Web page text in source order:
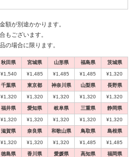
額が別途かかります。
もございます。
の場合に限ります。
秋田県 宮城県 山形県 福島県 茨城県
¥1,540 ¥1,485 ¥1,485 ¥1,485 ¥1,320
千葉県 東京都 神奈川県 山梨県 長野県
¥1,320 ¥1,320 ¥1,320 ¥1,320 ¥1,320
福井県 愛知県 岐阜県 三重県 静岡県
¥1,320 ¥1,320 ¥1,320 ¥1,320 ¥1,320
滋賀県 奈良県 和歌山県 鳥取県 島根県
¥1,320 ¥1,320 ¥1,320 ¥1,485 ¥1,485
徳島県 香川県 愛媛県 高知県 福岡県